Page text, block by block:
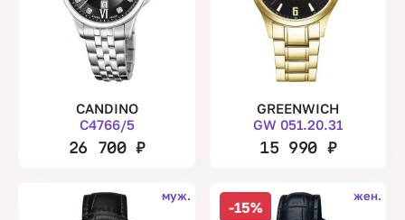
CANDINO
C4766/5
26 700₽
GREENWICH
GW 051.20.31
15 990 ₽
муж.
-15%
жен.